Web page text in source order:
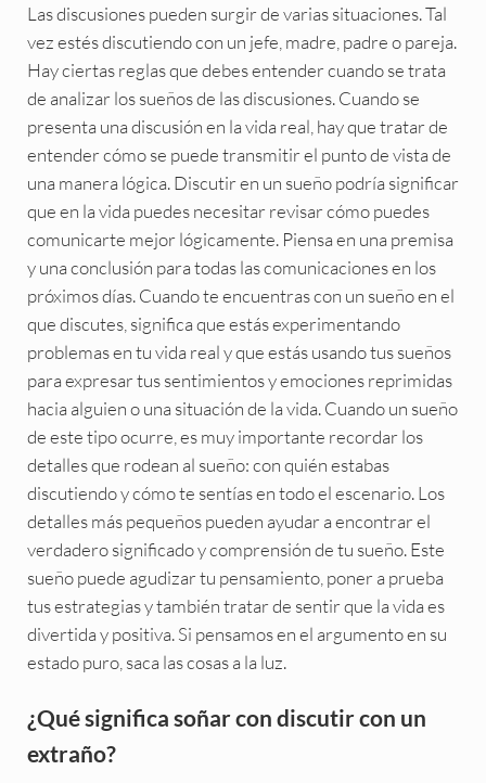
Las discusiones pueden surgir de varias situaciones. Tal
vez estés discutiendo con un jefe, madre, padre o pareja.
Hay ciertas reglas que debes entender cuando se trata
de analizar los sueños de las discusiones. Cuando se
presenta una discusión en la vida real, hay que tratar de
entender cómo se puede transmitir el punto de vista de
una manera lógica. Discutir en un sueño podría significar
que en la vida puedes necesitar revisar cómo puedes
comunicarte mejor lógicamente. Piensa en una premisa
y una conclusión para todas las comunicaciones en los
próximos días. Cuando te encuentras con un sueño en el
que discutes, significa que estás experimentando
problemas en tu vida real y que estás usando tus sueños
para expresar tus sentimientos y emociones reprimidas
hacia alguien o una situación de la vida. Cuando un sueño
de este tipo ocurre, es muy importante recordar los
detalles que rodean al sueño: con quién estabas
discutiendo y cómo te sentías en todo el escenario. Los
detalles más pequeños pueden ayudar a encontrar el
verdadero significado y comprensión de tu sueño. Este
sueño puede agudizar tu pensamiento, poner a prueba
tus estrategias y también tratar de sentir que la vida es
divertida y positiva. Si pensamos en el argumento en su
estado puro, saca las cosas a la luz.
¿Qué significa soñar con discutir con un
extraño?